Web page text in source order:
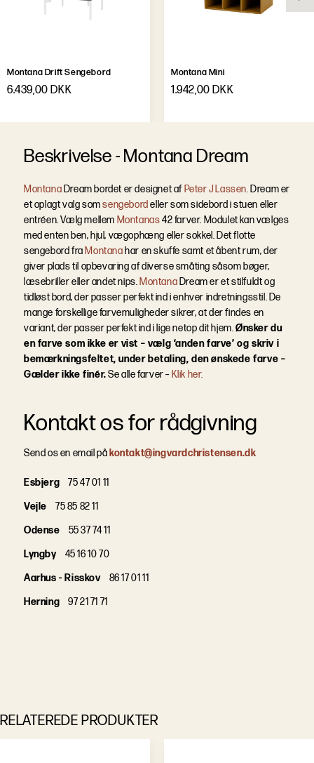
Montana Drift Sengebord
6.439,00 DKK
Montana Mini
1.942,00 DKK
Beskrivelse-Montana Dream
Montana Dream bordet er designet af Peter J Lassen. Dream er
et oplagt valg somsengebord eller som sidebord i stuen eller
entréen. Vælg mellem Montanas42 farver. Modulet kan vælges
med enten ben, hjul, vægophæng eller sokkel. Det flotte
sengebord fra Montana har en skuffe samt et åbent rum, der
giver plads til opbevaring af diverse småting såsom bøger,
læsebriller eller andet nips. Montana Dream er et stilfuldt og
tidløst bord, der passer perfekt ind i enhver indretningsstil. De
mange forskellige farvemuligheder sikrer, at der findes en
variant, der passer perfekt ind i lige netop dit hjem.Ønsker du
en farve som ikke er vist – vælg ‘anden farve’ og skriv i
bemærkningsfeltet, under betaling, den ønskede farve –
Gælder ikke finér.Se alle farver – Klik her.
Kontakt os for rådgivning
Send os en email på kontakt@ingvardchristensen.dk
Esbjerg
75 47 01 11
Vejle
75 85 82 11
Odense
55 37 74 11
Lyngby
45 16 10 70
Aarhus - Risskov
86 17 01 11
Herning
97 21 71 71
RELATEREDE PRODUKTER